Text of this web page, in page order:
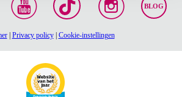
BLOG
| Privacy policy| Cookie-instellingen